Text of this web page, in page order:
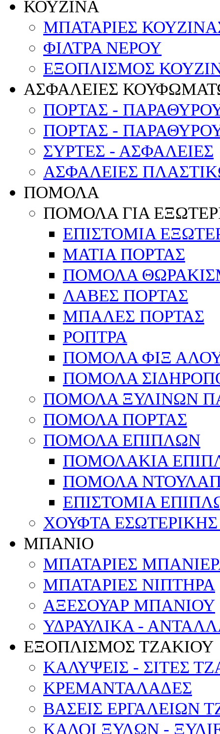
ΚΟΥΖΙΝΑ
ΜΠΑΤΑΡΙΕΣ
ΦΙΛΤΡΑ ΝΕΡΟΥ
ΕΞΟΠΛΙΣΜΟΣ
ΑΣΦΑΛΕΙΕΣ
ΠΟΡΤΑΣ -
ΠΟΡΤΑΣ -
ΣΥΡΤΕΣ - ΑΣΦΑΛΕΙΕΣ
ΑΣΦΑΛΕΙΕΣ
ΠΟΜΟΛΑ
ΠΟΜΟΛΑ ΓΙΑ
ΕΠΙΣΤΟΜΙΑ
ΜΑΤΙΑ ΠΟΡΤΑΣ
ΠΟΜΟΛΑ
ΛΑΒΕΣ ΠΟΡΤΑΣ
ΜΠΑΛΕΣ ΠΟΡΤΑΣ
ΡΟΠΤΡΑ
ΠΟΜΟΛΑ ΦΙΞ
ΠΟΜΟΛΑ
ΠΟΜΟΛΑ ΞΥΛΙΝΩΝ
ΠΟΜΟΛΑ ΠΟΡΤΑΣ
ΠΟΜΟΛΑ ΕΠΙΠΛΩΝ
ΠΟΜΟΛΑΚΙΑ
ΠΟΜΟΛΑ
ΕΠΙΣΤΟΜΙΑ
ΧΟΥΦΤΑ
ΜΠΑΝΙΟ
ΜΠΑΤΑΡΙΕΣ
ΜΠΑΤΑΡΙΕΣ ΝΙΠΤΗΡΑ
ΑΞΕΣΟΥΑΡ ΜΠΑΝΙΟΥ
ΥΔΡΑΥΛΙΚΑ -
ΕΞΟΠΛΙΣΜΟΣ ΤΖΑΚΙΟΥ
ΚΑΛΥΨΕΙΣ - ΣΙΤΕΣ
ΚΡΕΜΑΝΤΑΛΑΔΕΣ
ΒΑΣΕΙΣ ΕΡΓΑΛΕΙΩΝ
ΚΑΔΟΙ ΞΥΛΩΝ -